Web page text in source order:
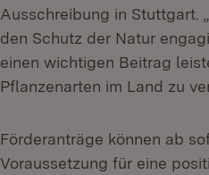
Ausschreibung in Stuttgart.
den Schutz der Natur
einen wichtigen Beitrag
Pflanzenarten im Land zu
Förderanträge können ab
Voraussetzung für eine